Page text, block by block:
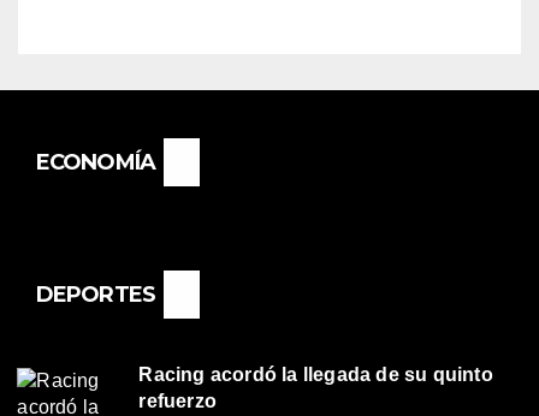
ECONOMÍA
DEPORTES
Racing acordó la llegada de su quinto
refuerzo